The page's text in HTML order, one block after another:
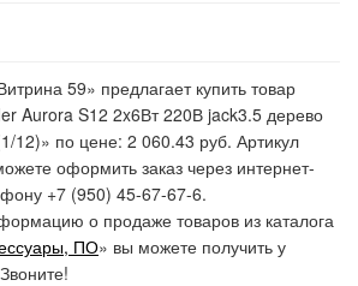
59» предлагает купить товар
Aurora S12 2x6Вт 220В jack3.5 дерево
12)» по цене: 2 060.43 руб. Артикул
оформить заказ через интернет-
+7 (950) 45-67-67-6.
о продаже товаров из каталога
ПО» вы можете получить у